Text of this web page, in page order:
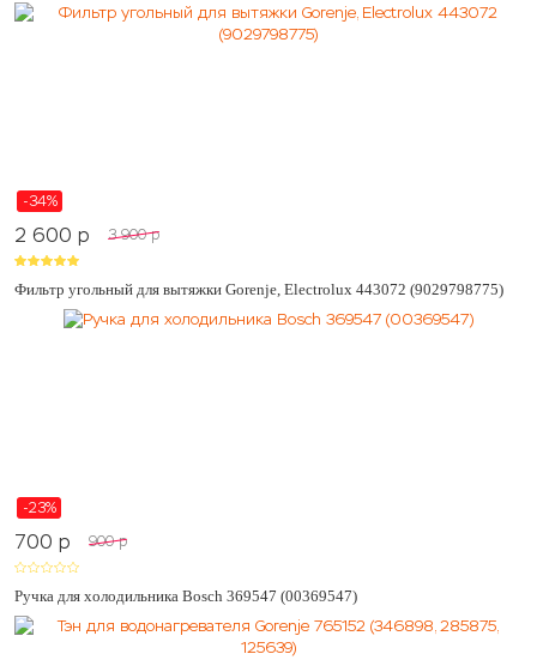
-34%
2 600 p 3 900 p
Фильтр угольный для вытяжки Gorenje, Electrolux 443072 (9029798775)
-23%
700 p 900 p
Ручка для холодильника Bosch 369547 (00369547)